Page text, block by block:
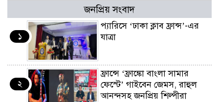
জনপ্রিয় সংবাদ
১
প্যারিসে ‘ঢাকা ক্লাব ফ্রান্স’-এর
যাত্রা
২
ফ্রান্সে ‘ফ্রাঙ্কো বাংলা সামার
ফেস্টে’ গাইবেন জেমস, রাহুল
আনন্দসহ জনপ্রিয় শিল্পীরা